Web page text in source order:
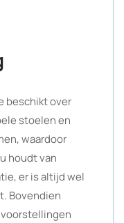
beschikt over
stoelen en
waardoor
houdt van
er is altijd wel
Bovendien